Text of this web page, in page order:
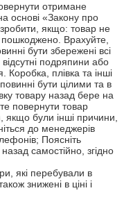
отримане
основі «Закону про
якщо: товар не
пошкоджено. Врахуйте,
бути збережені всі
подряпини або
Коробка, плівка та інші
бути цілими та в
товару назад бере на
повернути товар
якщо були інші причини,
до менеджерів
Поясніть
самостійно, згідно
які перебували в
знижені в ціні і